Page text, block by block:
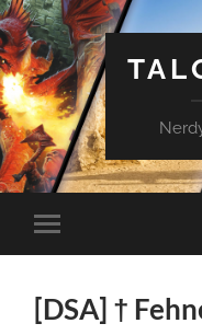
Mobile-
Menü
[DSA] †